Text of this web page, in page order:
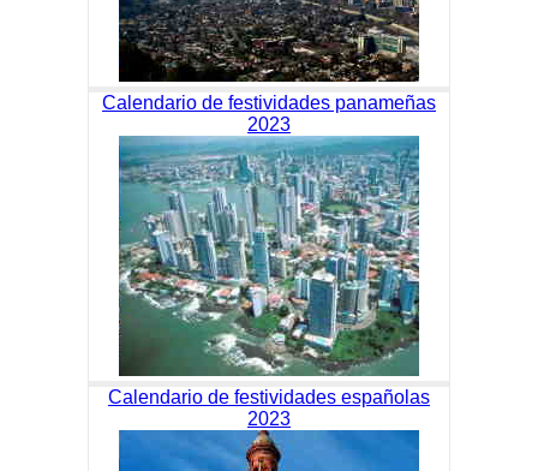
Calendario de festividades panameñas
2023
Calendario de festividades españolas
2023